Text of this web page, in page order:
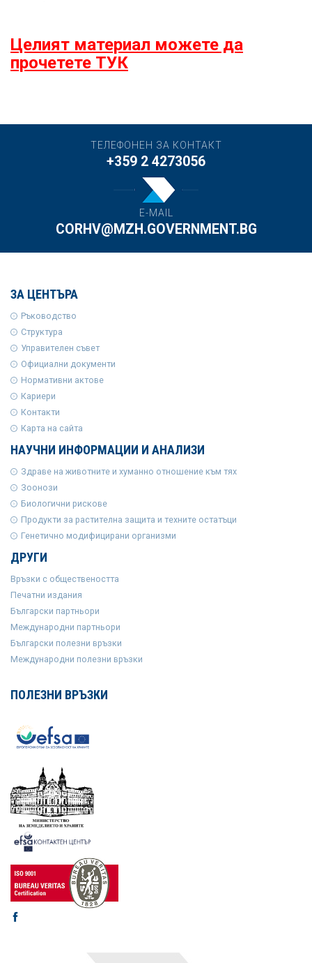
Целият материал можете да
прочетете ТУК
ТЕЛЕФОНЕН ЗА КОНТАКТ
+359 2 4273056
E-MAIL
CORHV@MZH.GOVERNMENT.BG
ЗА ЦЕНТЪРА
Ръководство
Структура
Управителен съвет
Официални документи
Нормативни актове
Кариери
Контакти
Карта на сайта
НАУЧНИ ИНФОРМАЦИИ И АНАЛИЗИ
Здраве на животните и хуманно отношение към тях
Зоонози
Биологични рискове
Продукти за растителна защита и техните остатъци
Генетично модифицирани организми
ДРУГИ
Връзки с обществеността
Печатни издания
Български партньори
Международни партньори
Български полезни връзки
Международни полезни връзки
ПОЛЕЗНИ ВРЪЗКИ